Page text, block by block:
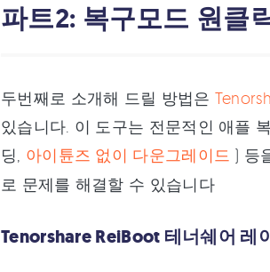
파트2: 복구모드 원클
두번째로 소개해 드릴 방법은
있습니다. 이 도구는 전문적인 애플
딩, 아이튠즈 없이 다운그레이드 ) 등
로 문제를 해결할 수 있습니다
Tenorshare ReiBoot 테너쉐어 레